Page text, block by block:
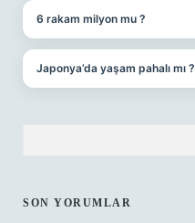
6 rakam milyon mu ?
Japonya’da yaşam pahalı mı ?
SON YORUMLAR